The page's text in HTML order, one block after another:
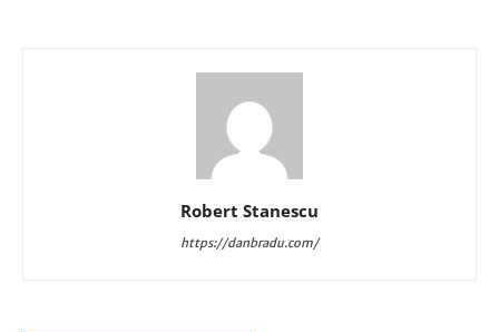
Robert Stanescu
https://danbradu.com/